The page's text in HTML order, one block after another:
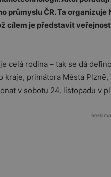
průmyslu ČR. Ta
cílem je představit
celá rodina – tak se dá
kraje, primátora Města
v sobotu 24. listopadu v
Reklama